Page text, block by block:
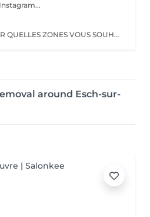
SOIN TEST AFIN DE SAVOIR QUELLES ZONES VOUS SOUHAITEZ EPILER DEFINITIVEMENT
around Esch-sur-